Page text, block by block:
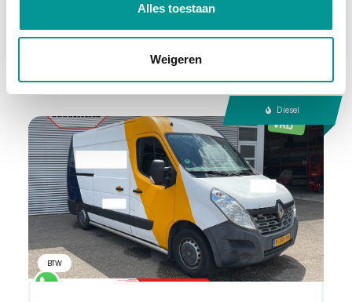
Alles toestaan
Weigeren
Diesel
BTW